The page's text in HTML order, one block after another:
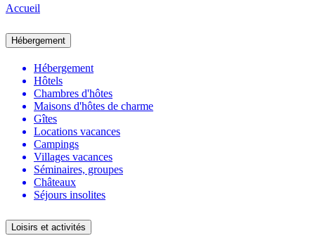
Accueil
Hébergement
Hébergement
Hôtels
Chambres d'hôtes
Maisons d'hôtes de charme
Gîtes
Locations vacances
Campings
Villages vacances
Séminaires, groupes
Châteaux
Séjours insolites
Loisirs et activités